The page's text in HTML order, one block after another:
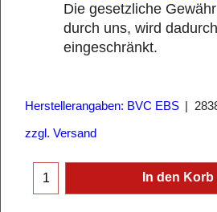
Die gesetzliche
durch uns, wird
eingeschränkt.
Herstellerangaben: BVC EBS
zzgl. Versand
In den Korb